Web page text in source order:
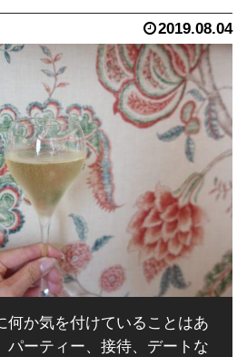
2019.08.04
何か気を付けていることはあ
パーティー、接待、デートな